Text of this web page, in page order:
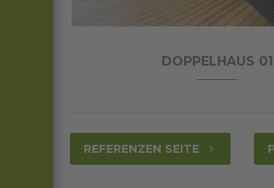
DOPPELHAUS 01
REFERENZEN SEITE 5